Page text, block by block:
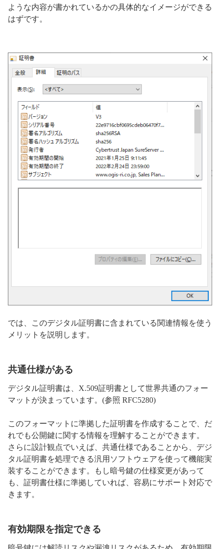
ような内容が書かれているかの具体的なイメージができる
はずです。
では、このデジタル証明書に含まれている関連情報を使う
メリットを説明します。
共通仕様がある
デジタル証明書は、X.509証明書として世界共通のフォー
マットが決まっています。(参照 RFC5280)
このフォーマットに準拠した証明書を作成することで、だ
れでも公開鍵に関する情報を理解することができます。
さらに設計観点でいえば、共通仕様であることから、デジ
タル証明書を処理できる汎用ソフトウェアを使って機能実
装することができます。もし暗号鍵の仕様変更があって
も、証明書仕様に準拠していれば、容易にサポート対応で
きます。
有効期限を指定できる